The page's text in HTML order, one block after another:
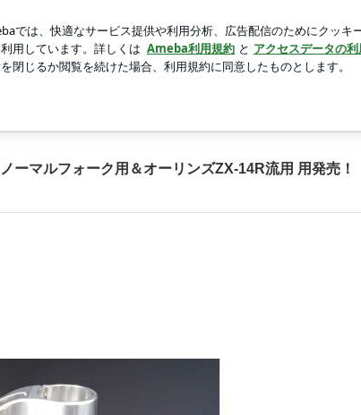
オーリンズZX-14R流用 用発売！の画像 11枚中5枚目
を2人で演奏の相談
ーマルフォーク用＆オーリンズZX-14R流用 用発売！